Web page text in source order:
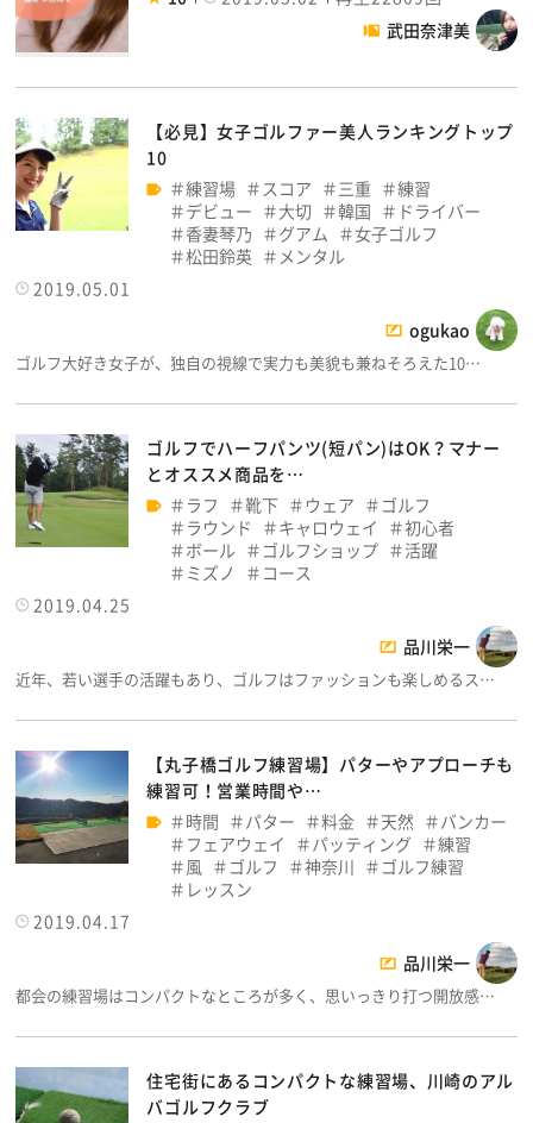
武田奈津美
【必見】女子ゴルファー美人ランキングトップ
10
練習場
スコア 三重
練習
デビュー
大切 韓国
ドライバー
香妻琴乃
グアム
女子ゴルフ
松田鈴英
メンタル
2019.05.01
ogukao
ゴルフ大好き女子が、独自の視線で実力も美貌も兼ねそろえた10…
ゴルフでハーフパンツ(短パン)はOK？マナー
とオススメ商品を…
ラフ
靴下 ウェア
ゴルフ
ラウンド
キャロウェイ
初心者
ボール
ゴルフショップ
活躍
ミズノ
コース
2019.04.25
品川栄一
近年、若い選手の活躍もあり、ゴルフはファッションも楽しめるス…
【丸子橋ゴルフ練習場】パターやアプローチも
練習可！営業時間や…
時間
パター 料金 天然
バンカー
フェアウェイ
パッティング
練習
風
ゴルフ 神奈川
ゴルフ練習
レッスン
2019.04.17
品川栄一
都会の練習場はコンパクトなところが多く、思いっきり打つ開放感…
住宅街にあるコンパクトな練習場、川崎のアル
バゴルフクラブ